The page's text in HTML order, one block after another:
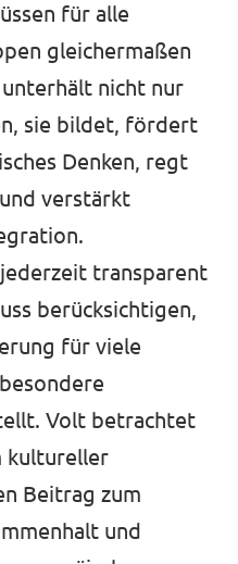
für alle
gleichermaßen
nicht nur
sie bildet, fördert
Denken, regt
verstärkt
transparent
berücksichtigen,
für viele
Volt betrachtet
kultureller
Beitrag zum
und